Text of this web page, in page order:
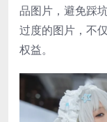
品图片，避免踩
过度的图片，不
权益。